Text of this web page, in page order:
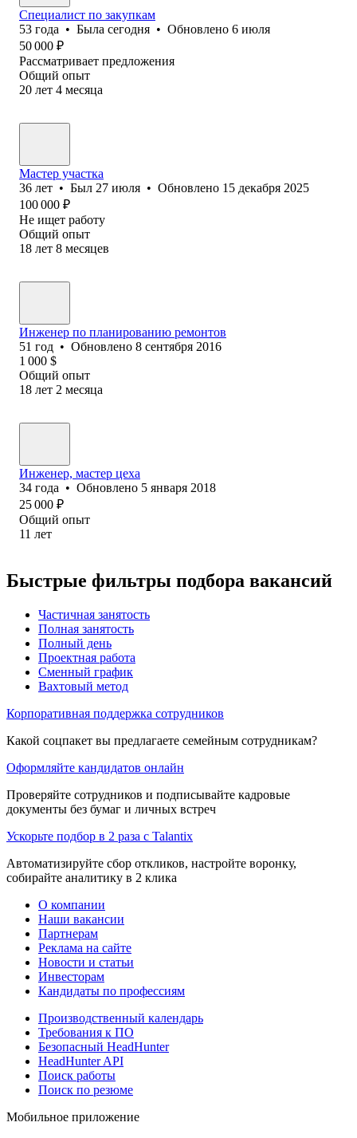
Специалист по закупкам
53 года • Была сегодня • Обновлено 6 июля
50 000 ₽
Рассматривает предложения
Общий опыт
20 лет 4 месяца
Мастер участка
36 лет • Был 27 июля • Обновлено 15 декабря 2025
100 000 ₽
Не ищет работу
Общий опыт
18 лет 8 месяцев
Инженер по планированию ремонтов
51 год • Обновлено 8 сентября 2016
1 000 $
Общий опыт
18 лет 2 месяца
Инженер, мастер цеха
34 года • Обновлено 5 января 2018
25 000 ₽
Общий опыт
11 лет
Быстрые фильтры подбора вакансий
Частичная занятость
Полная занятость
Полный день
Проектная работа
Сменный график
Вахтовый метод
Корпоративная поддержка сотрудников
Какой соцпакет вы предлагаете семейным сотрудникам?
Оформляйте кандидатов онлайн
Проверяйте сотрудников и подписывайте кадровые
документы без бумаг и личных встреч
Ускорьте подбор в 2 раза с Talantix
Автоматизируйте сбор откликов, настройте воронку,
собирайте аналитику в 2 клика
О компании
Наши вакансии
Партнерам
Реклама на сайте
Новости и статьи
Инвесторам
Кандидаты по профессиям
Производственный календарь
Требования к ПО
Безопасный HeadHunter
HeadHunter API
Поиск работы
Поиск по резюме
Мобильное приложение